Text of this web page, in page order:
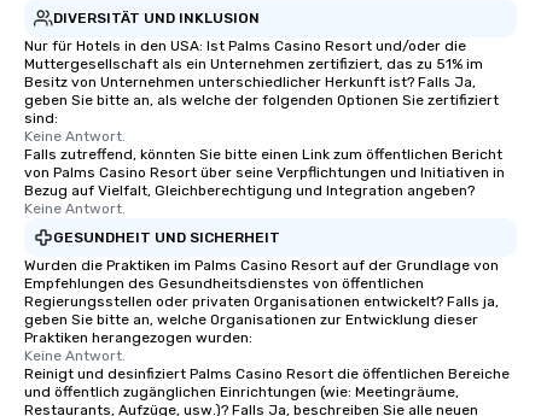
DIVERSITÄT UND INKLUSION
Nur für Hotels in den USA: Ist Palms Casino Resort und/oder die
Muttergesellschaft als ein Unternehmen zertifiziert, das zu 51% im
Besitz von Unternehmen unterschiedlicher Herkunft ist? Falls Ja,
geben Sie bitte an, als welche der folgenden Optionen Sie zertifiziert
sind:
Keine Antwort.
Falls zutreffend, könnten Sie bitte einen Link zum öffentlichen Bericht
von Palms Casino Resort über seine Verpflichtungen und Initiativen in
Bezug auf Vielfalt, Gleichberechtigung und Integration angeben?
Keine Antwort.
GESUNDHEIT UND SICHERHEIT
Wurden die Praktiken im Palms Casino Resort auf der Grundlage von
Empfehlungen des Gesundheitsdienstes von öffentlichen
Regierungsstellen oder privaten Organisationen entwickelt? Falls ja,
geben Sie bitte an, welche Organisationen zur Entwicklung dieser
Praktiken herangezogen wurden:
Keine Antwort.
Reinigt und desinfiziert Palms Casino Resort die öffentlichen Bereiche
und öffentlich zugänglichen Einrichtungen (wie: Meetingräume,
Restaurants, Aufzüge, usw.)? Falls Ja, beschreiben Sie alle neuen